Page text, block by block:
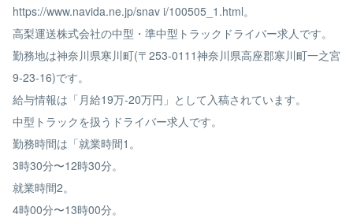
https://www.navida.ne.jp/snav i/100505_1.html。
高梨運送株式会社の中型・準中型トラックドライバー求人です。
勤務地は神奈川県寒川町(〒253-0111神奈川県高座郡寒川町一之宮
9-23-16)です。
給与情報は「月給19万-20万円」として入稿されています。
中型トラックを扱うドライバー求人です。
勤務時間は「就業時間1。
3時30分〜12時30分。
就業時間2。
4時00分〜13時00分。